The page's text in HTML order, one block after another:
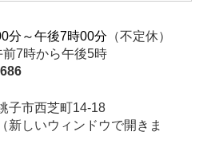
分～午後7時00分 （不定休）
7時から午後5時
子市西芝町14-18
（新しいウィンドウで開きま